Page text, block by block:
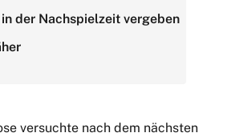
der Nachspielzeit vergeben
versuchte nach dem nächsten